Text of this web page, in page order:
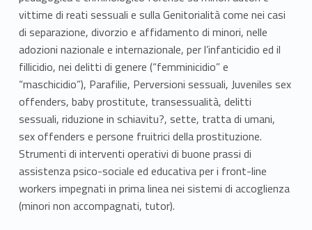
vittime di reati sessuali e sulla Genitorialità come nei casi
di separazione, divorzio e affidamento di minori, nelle
adozioni nazionale e internazionale, per l’infanticidio ed il
fillicidio, nei delitti di genere (“femminicidio” e
“maschicidio”), Parafilie, Perversioni sessuali, Juveniles sex
offenders, baby prostitute, transessualità, delitti
sessuali, riduzione in schiavitu?, sette, tratta di umani,
sex offenders e persone fruitrici della prostituzione.
Strumenti di interventi operativi di buone prassi di
assistenza psico-sociale ed educativa per i front-line
workers impegnati in prima linea nei sistemi di accoglienza
(minori non accompagnati, tutor).